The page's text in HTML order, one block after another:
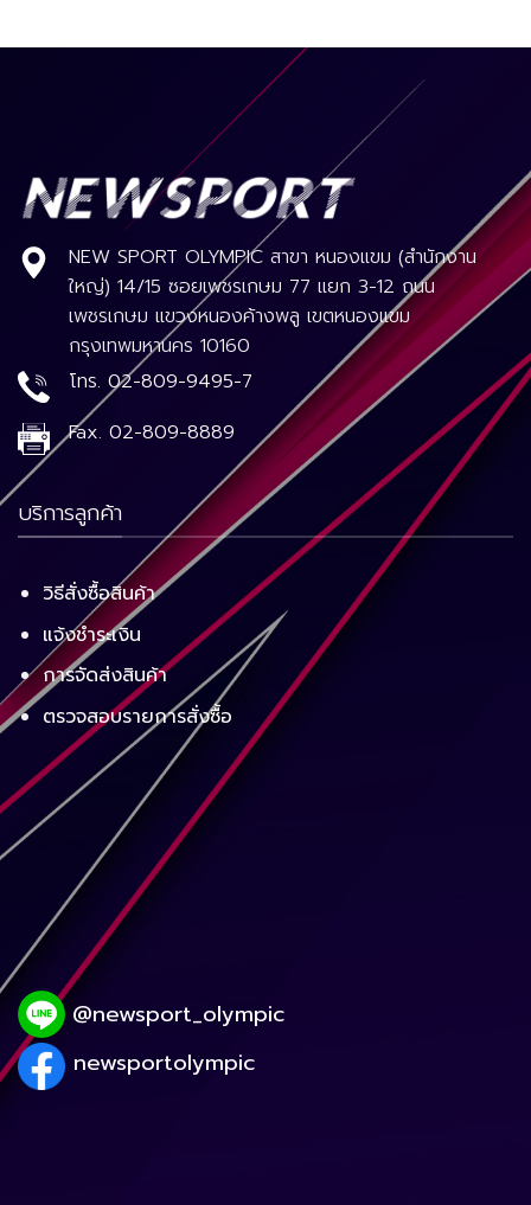
NEW SPORT OLYMPIC สาขา หนองแขม (สำนักงาน
ใหญ่) 14/15 ซอยเพชรเกษม 77 แยก 3-12 ถนน
เพชรเกษม แขวงหนองค้างพลู เขตหนองแขม
กรุงเทพมหานคร 10160
โทร. 02-809-9495-7
Fax. 02-809-8889
บริการลูกค้า
วิธีสั่งซื้อสินค้า
แจ้งชำระเงิน
การจัดส่งสินค้า
ตรวจสอบรายการสั่งซื้อ
@newsport_olympic
newsportolympic